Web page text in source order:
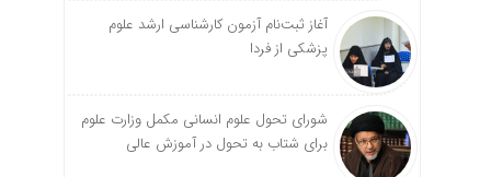
آغاز ثبت‌نام‌ آزمون کارشناسی ارشد علوم
پزشکی از فردا
شورای تحول علوم انسانی مکمل وزارت علوم
برای شتاب به تحول در آموزش عالی